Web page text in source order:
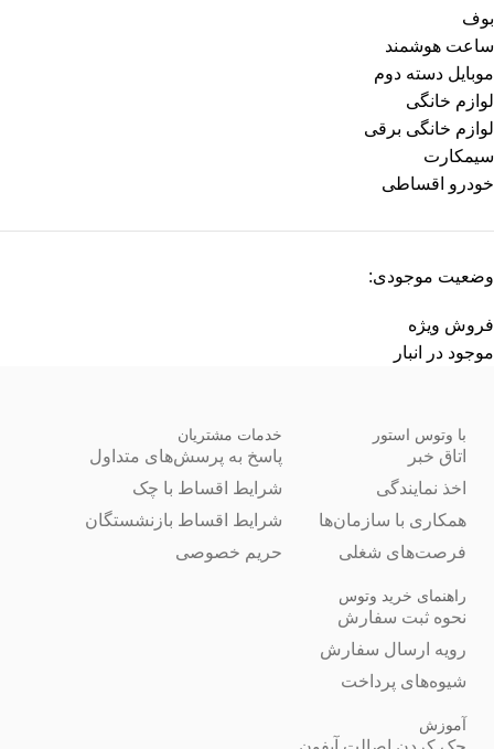
بوف
ساعت هوشمند
موبایل دسته دوم
لوازم خانگی
لوازم خانگی برقی
سیمکارت
خودرو اقساطی
وضعیت موجودی:
فروش ویژه
موجود در انبار
با وتوس استور
اتاق خبر
اخذ نمایندگی
همکاری با سازمان‌ها
فرصت‌های شغلی
خدمات مشتریان
پاسخ به پرسش‌های متداول
شرایط اقساط با چک
شرایط اقساط بازنشستگان
حریم خصوصی
راهنمای خرید وتوس
نحوه ثبت سفارش
رویه ارسال سفارش
شیوه‌های پرداخت
آموزش